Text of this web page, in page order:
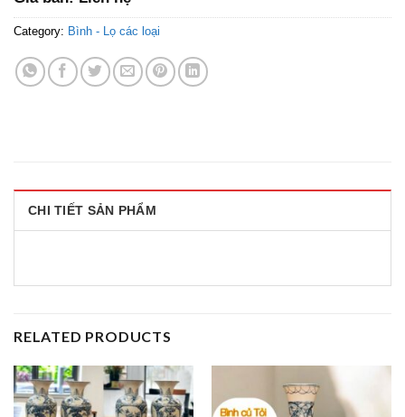
Category: Bình - Lọ các loại
CHI TIẾT SẢN PHẨM
RELATED PRODUCTS